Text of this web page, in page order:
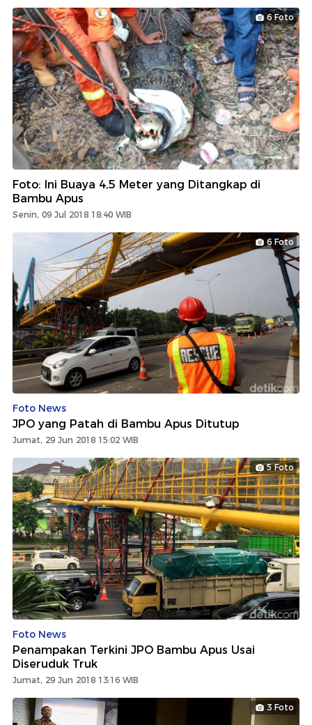
6 Foto
Foto: Ini Buaya 4,5 Meter yang Ditangkap di
Bambu Apus
Senin, 09 Jul 2018 18:40 WIB
6 Foto
Foto News
JPO yang Patah di Bambu Apus Ditutup
Jumat, 29 Jun 2018 15:02 WIB
5 Foto
Foto News
Penampakan Terkini JPO Bambu Apus Usai
Diseruduk Truk
Jumat, 29 Jun 2018 13:16 WIB
3 Foto